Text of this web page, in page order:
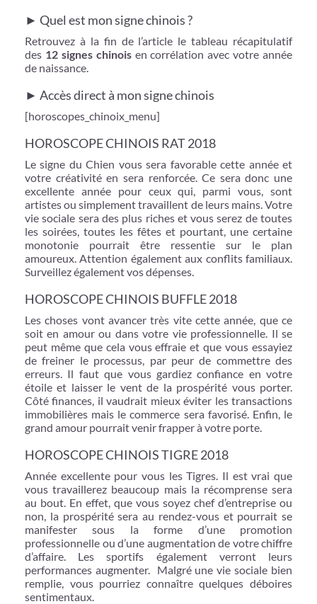
► Quel est mon signe chinois ?
Retrouvez à la fin de l’article le tableau récapitulatif
des 12 signes chinoisen corrélation avec votre année
de naissance.
► Accès direct à mon signe chinois
[horoscopes_chinoix_menu]
HOROSCOPE CHINOIS RAT 2018
Le signe du Chien vous sera favorable cette année et
votre créativité en sera renforcée. Ce sera donc une
excellente année pour ceux qui, parmi vous, sont
artistes ou simplement travaillent de leurs mains. Votre
vie sociale sera des plus riches et vous serez de toutes
les soirées, toutes les fêtes et pourtant, une certaine
monotonie pourrait être ressentie sur le plan
amoureux. Attention également aux conflits familiaux.
Surveillez également vos dépenses.
HOROSCOPE CHINOIS BUFFLE 2018
Les choses vont avancer très vite cette année, que ce
soit en amour ou dans votre vie professionnelle. Il se
peut même que cela vous effraie et que vous essayiez
de freiner le processus, par peur de commettre des
erreurs. Il faut que vous gardiez confiance en votre
étoile et laisser le vent de la prospérité vous porter.
Côté finances, il vaudrait mieux éviter les transactions
immobilières mais le commerce sera favorisé. Enfin, le
grand amour pourrait venir frapper à votre porte.
HOROSCOPE CHINOIS TIGRE 2018
Année excellente pour vous les Tigres. Il est vrai que
vous travaillerez beaucoup mais la récomprense sera
au bout. En effet, que vous soyez chef d’entreprise ou
non, la prospérité sera au rendez-vous et pourrait se
manifester sous la forme d’une promotion
professionnelle ou d’une augmentation de votre chiffre
d’affaire. Les sportifs également verront leurs
performances augmenter. Malgré une vie sociale bien
remplie, vous pourriez connaître quelques déboires
sentimentaux.